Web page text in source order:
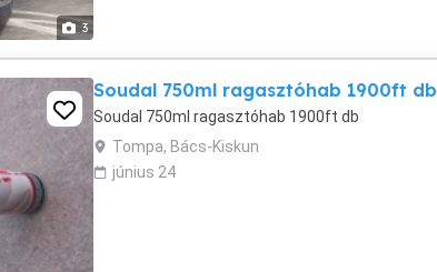
3
Soudal 750ml ragasztóhab 1900ft db
Soudal 750ml ragasztóhab 1900ft db
Tompa, Bács-Kiskun
június 24